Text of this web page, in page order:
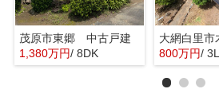
茂原市東郷 中古戸建
1,380万円/ 8DK
800万円/